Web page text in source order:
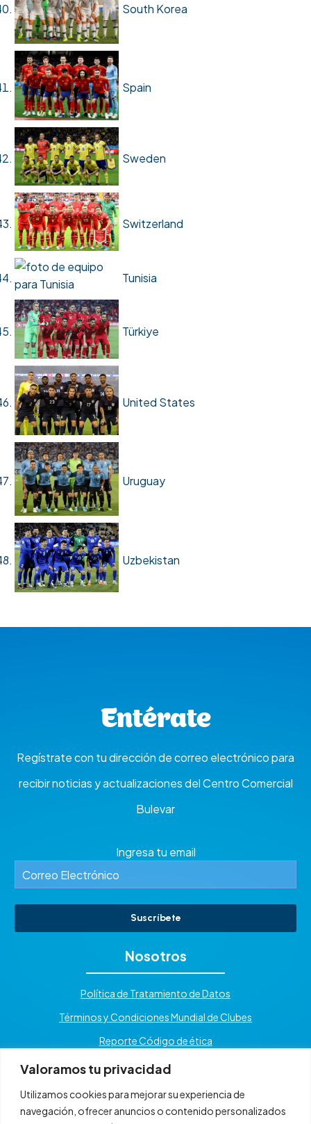
Valoramos tu privacidad
Utilizamos cookies para mejorar su experiencia de
navegación, ofrecer anuncios o contenido personalizados
South Korea
Spain
Sweden
Switzerland
Tunisia
Türkiye
United States
Uruguay
Uzbekistan
Entérate
Regístrate con tu dirección de correo electrónico para
recibir noticias y actualizaciones del Centro Comercial
Bulevar
Ingresa tu email
Suscríbete
Nosotros
Política de Tratamiento de Datos
Términos y Condiciones Mundial de Clubes
Reporte Código de ética